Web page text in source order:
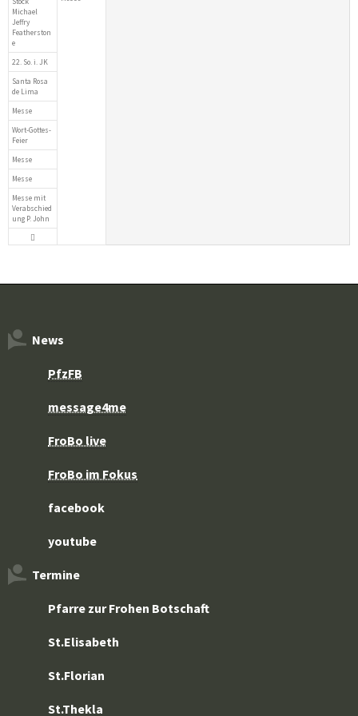
Michael
Jeffry
Featherston
e
22. So. i. JK
Santa Rosa
de Lima
Messe
Wort-Gottes-
Feier
Messe
Messe
Messe mit
Verabschied
ung P. John
News
PfzFB
message4me
FroBo live
FroBo im Fokus
facebook
youtube
Termine
Pfarre zur Frohen Botschaft
St.Elisabeth
St.Florian
St.Thekla